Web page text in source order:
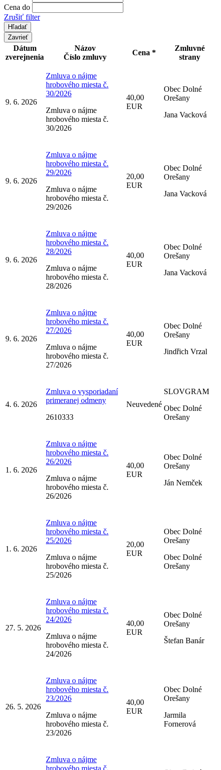
Cena do
Zrušiť filter
Zavrieť
Dátum
zverejnenia
Názov
Číslo zmluvy
Cena *
Zmluvné
strany
9. 6. 2026
Zmluva o nájme
hrobového miesta č.
30/2026
Zmluva o nájme
hrobového miesta č.
30/2026
40,00
EUR
Obec Dolné
Orešany
Jana Vacková
9. 6. 2026
Zmluva o nájme
hrobového miesta č.
29/2026
Zmluva o nájme
hrobového miesta č.
29/2026
20,00
EUR
Obec Dolné
Orešany
Jana Vacková
9. 6. 2026
Zmluva o nájme
hrobového miesta č.
28/2026
Zmluva o nájme
hrobového miesta č.
28/2026
40,00
EUR
Obec Dolné
Orešany
Jana Vacková
9. 6. 2026
Zmluva o nájme
hrobového miesta č.
27/2026
Zmluva o nájme
hrobového miesta č.
27/2026
40,00
EUR
Obec Dolné
Orešany
Jindřich Vrzal
4. 6. 2026
Zmluva o vysporiadaní
primeranej odmeny
2610333
Neuvedené
SLOVGRAM
Obec Dolné
Orešany
1. 6. 2026
Zmluva o nájme
hrobového miesta č.
26/2026
Zmluva o nájme
hrobového miesta č.
26/2026
40,00
EUR
Obec Dolné
Orešany
Ján Nemček
1. 6. 2026
Zmluva o nájme
hrobového miesta č.
25/2026
Zmluva o nájme
hrobového miesta č.
25/2026
20,00
EUR
Obec Dolné
Orešany
Obec Dolné
Orešany
27. 5. 2026
Zmluva o nájme
hrobového miesta č.
24/2026
Zmluva o nájme
hrobového miesta č.
24/2026
40,00
EUR
Obec Dolné
Orešany
Štefan Banár
26. 5. 2026
Zmluva o nájme
hrobového miesta č.
23/2026
Zmluva o nájme
hrobového miesta č.
23/2026
40,00
EUR
Obec Dolné
Orešany
Jarmila
Fornerová
Zmluva o nájme
hrobového miesta č.